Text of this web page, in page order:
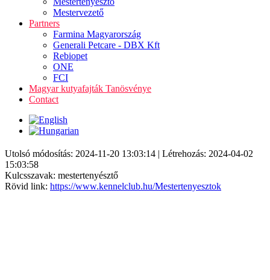
Mestervezető
Partners
Farmina Magyarország
Generali Petcare - DBX Kft
Rebiopet
ONE
FCI
Magyar kutyafajták Tanösvénye
Contact
Utolsó módosítás: 2024-11-20 13:03:14 | Létrehozás: 2024-04-02
15:03:58
Kulcsszavak: mestertenyésztő
Rövid link: https://www.kennelclub.hu/Mestertenyesztok